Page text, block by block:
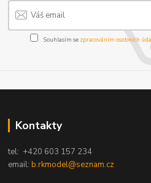
Souhlasím se zpracováním osobních
Kontakty
tel: +420 603 157 234
email:b.rkmodel@seznam.cz